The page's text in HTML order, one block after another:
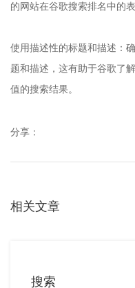
的网站在谷歌搜索排名中的表
使用描述性的标题和描述：
题和描述，这有助于谷歌了
值的搜索结果。
分享：
相关文章
搜索